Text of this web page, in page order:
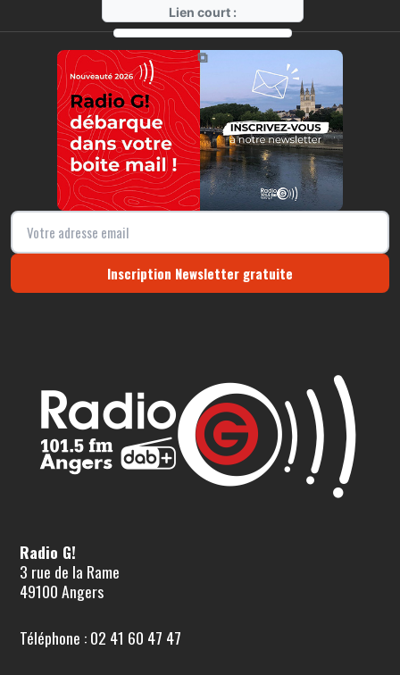
Lien court :
https://radio-g.fr?14384
⧉
Inscription Newsletter gratuite
Radio G!
3 rue de la Rame
49100 Angers
Téléphone : 02 41 60 47 47